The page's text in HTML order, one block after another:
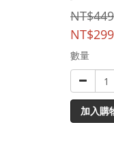
NT$449
NT$299
數量
加入購